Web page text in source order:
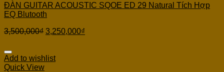
ĐÀN GUITAR ACOUSTIC SQOE ED 29 Natural Tích Hợp
EQ Blutooth
3,500,000₫ 3,250,000₫
Add to wishlist
Quick View